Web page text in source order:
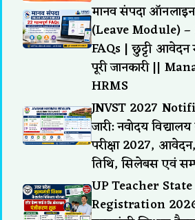
मानव संपदा
(Leave Module) –
FAQs | छुट्टी
पूरी जानकारी ||
HRMS
JNVST 2027
जारी: नवोदय
परीक्षा 2027, आवेदन,
तिथि, सिलेबस एवं
UP Teacher
Registration